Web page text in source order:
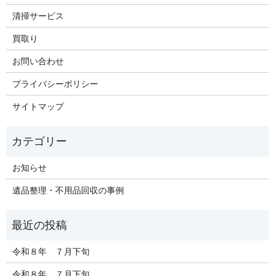
清掃サービス
買取り
お問い合わせ
プライバシーポリシー
サイトマップ
お知らせ
遺品整理・不用品回収の事例
令和８年 ７月下旬
令和８年 ７月下旬